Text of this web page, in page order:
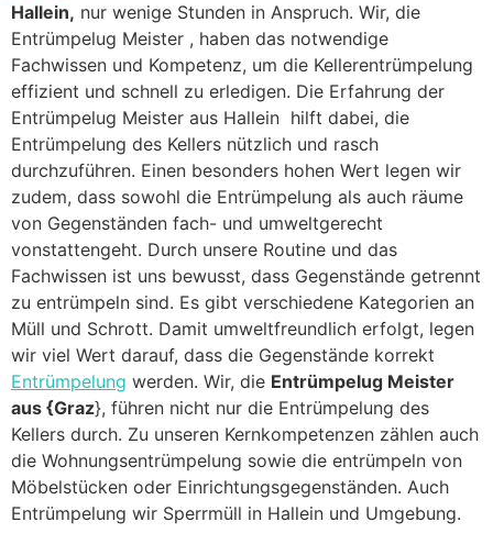
Hallein, nur wenige Stunden in Anspruch. Wir, die
Entrümpelug Meister , haben das notwendige
Fachwissen und Kompetenz, um die Kellerentrümpelung
effizient und schnell zu erledigen. Die Erfahrung der
Entrümpelug Meister aus Hallein hilft dabei, die
Entrümpelung des Kellers nützlich und rasch
durchzuführen. Einen besonders hohen Wert legen wir
zudem, dass sowohl die Entrümpelung als auch räume
von Gegenständen fach- und umweltgerecht
vonstattengeht. Durch unsere Routine und das
Fachwissen ist uns bewusst, dass Gegenstände getrennt
zu entrümpeln sind. Es gibt verschiedene Kategorien an
Müll und Schrott. Damit umweltfreundlich erfolgt, legen
wir viel Wert darauf, dass die Gegenstände korrekt
Entrümpelung werden. Wir, die Entrümpelug Meister
aus {Graz}, führen nicht nur die Entrümpelung des
Kellers durch. Zu unseren Kernkompetenzen zählen auch
die Wohnungsentrümpelung sowie die entrümpeln von
Möbelstücken oder Einrichtungsgegenständen. Auch
Entrümpelung wir Sperrmüll in Hallein und Umgebung.